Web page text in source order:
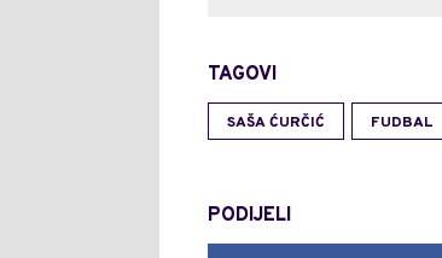
TAGOVI
SAŠA ĆURČIĆ FUDBAL
PODIJELI